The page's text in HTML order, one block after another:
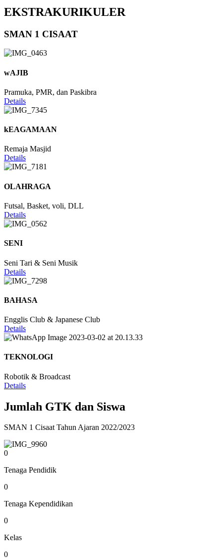
EKSTRAKURIKULER
SMAN 1 CISAAT
wAJIB
Pramuka, PMR, dan Paskibra
Details
kEAGAMAAN
Remaja Masjid
Details
OLAHRAGA
Futsal, Basket, voli, DLL
Details
SENI
Seni Tari & Seni Musik
Details
BAHASA
Engglis Club & Japanese Club
Details
TEKNOLOGI
Robotik & Broadcast
Details
Jumlah GTK dan Siswa
SMAN 1 Cisaat Tahun Ajaran 2022/2023
0
Tenaga Pendidik
0
Tenaga Kependidikan
0
Kelas
0